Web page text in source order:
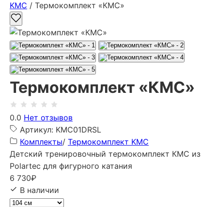
KMC / Термокомплект «КМС»
Термокомплект «КМС»
0.0 Нет отзывов
Артикул: KMC01DRSL
Комплекты/ Термокомплект KMC
Детский тренировочный термокомплект КМС из
Polartec для фигурного катания
6 730₽
В наличии